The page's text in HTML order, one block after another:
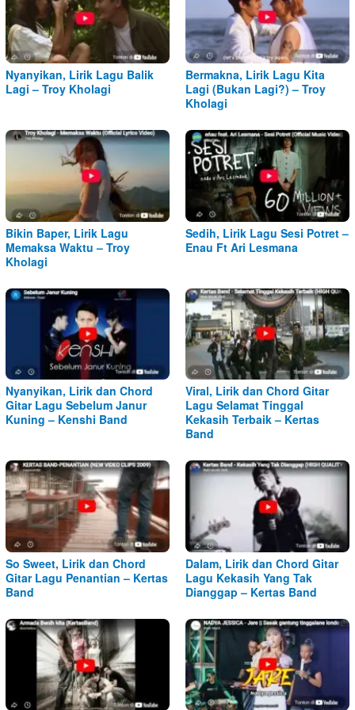
Nyanyikan, Lirik Lagu Balik
Lagi – Troy Kholagi
Bermakna, Lirik Lagu Kita
Lagi (Bukan Lagi?) – Troy
Kholagi
Bikin Baper, Lirik Lagu
Memaksa Waktu – Troy
Kholagi
Sedih, Lirik Lagu Sesi Potret –
Enau Ft Ari Lesmana
Nyanyikan, Lirik dan Chord
Gitar Lagu Sebelum Janur
Kuning – Kenshi Band
Viral, Lirik dan Chord Gitar
Lagu Selamat Tinggal
Kekasih Terbaik – Kertas
Band
So Sweet, Lirik dan Chord
Gitar Lagu Penantian – Kertas
Band
Dalam, Lirik dan Chord Gitar
Lagu Kekasih Yang Tak
Dianggap – Kertas Band